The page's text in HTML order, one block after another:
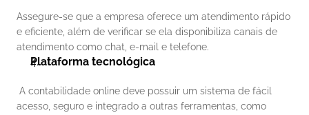
Assegure-se que a empresa oferece um atendimento rápido
e eficiente, além de verificar se ela disponibiliza canais de
atendimento como chat, e-mail e telefone.
Plataforma tecnológica
A contabilidade online deve possuir um sistema de fácil
acesso, seguro e integrado a outras ferramentas, como